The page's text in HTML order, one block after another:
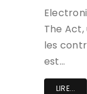
The
les
est…
LIRE...